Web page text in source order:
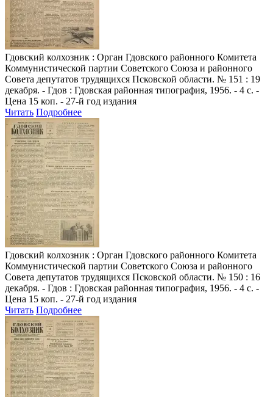
Гдовский колхозник : Орган Гдовского районного Комитета
Коммунистической партии Советского Союза и районного
Совета депутатов трудящихся Псковской области. № 151 : 19
декабря. - Гдов : Гдовская районная типография, 1956. - 4 с. -
Цена 15 коп. - 27-й год издания
Читать Подробнее
Гдовский колхозник : Орган Гдовского районного Комитета
Коммунистической партии Советского Союза и районного
Совета депутатов трудящихся Псковской области. № 150 : 16
декабря. - Гдов : Гдовская районная типография, 1956. - 4 с. -
Цена 15 коп. - 27-й год издания
Читать Подробнее